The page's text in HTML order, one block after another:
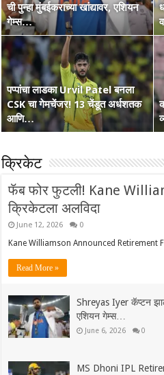
ची पुन्हा मुंबईकराच्या खांद्यावर, एशियन
गेम्स…
पप्पांचा लाडका Urvil Patel बनला
CSK चा गेमचेंजर! 13 चेंडूत अर्धशतक
आणि…
कोण हा Raghu Sharma? वय 33,
कृष्णभक्त, शेन वॉर्न आणि बरंच काही
सरपंच श्रेयसच्या Punjab Kings चा
वर्ल्ड रेकॉर्ड! दिल्लीविरूद्ध चेस केले 264
क्रिकेट
फॅब फोर फुटली! Kane
क्रिकेटला अलविदा
June 12, 2026 0
Kane Williamson Announced
Read More »
Shreyas Iyer कॅप्टन
एशियन गेम्स…
June 6, 2026 0
MS Dhoni IPL